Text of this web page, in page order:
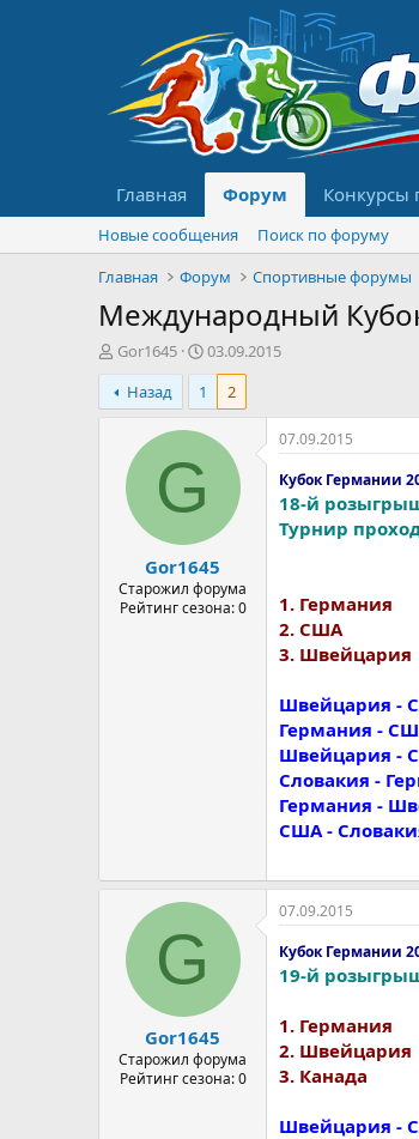
Главная Форум Конкурсы
Новые сообщения
Поиск по форуму
Главная
Форум Спортивные форумы
Международный
А
в
т
о
м
Gor1645
Д
а
а
н
а
03.09.2015
Назад
1 2
G
Gor1645
Старожил форума
Рейтинг сезона: 0
07.09.2015
Кубок Германии
18-й
Турнир
1. Германия
2. США
3. Швейцария
Швейцария -
Германия -
Швейцария -
Словакия -
Германия -
США -
G
Gor1645
Старожил форума
Рейтинг сезона: 0
07.09.2015
Кубок Германии
19-й
1. Германия
2. Швейцария
3. Канада
Швейцария -